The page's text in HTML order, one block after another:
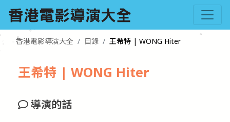
香港電影導演大全 目錄 王希特 | WONG Hiter
王希特 | WONG Hiter
導演的話